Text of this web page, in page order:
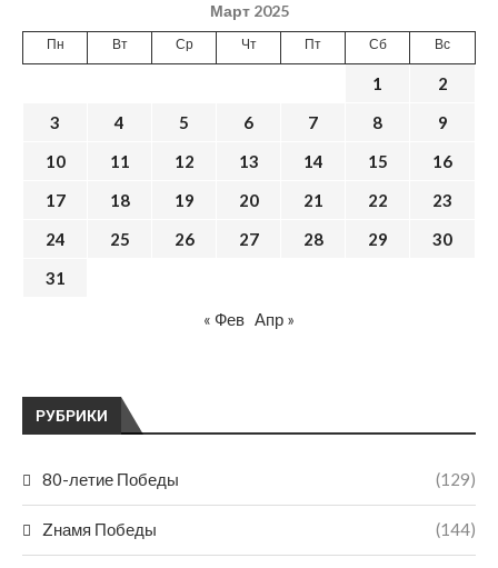
РУБРИКИ
80-летие Победы (129)
Zнамя Победы (144)
Март 2025
Пн Вт Ср Чт Пт Сб Вс
1
2
3
4 5 6 7 8
9
10
11 12 13 14 15
16
17
18 19 20 21 22
23
24
25 26 27 28 29
30
31
« Фев Апр »